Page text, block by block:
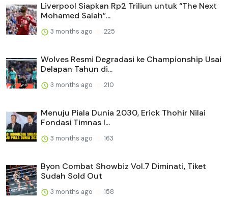
Liverpool Siapkan Rp2 Triliun untuk “The Next
Mohamed Salah”...
3 months ago 225
Wolves Resmi Degradasi ke Championship Usai
Delapan Tahun di...
3 months ago 210
Menuju Piala Dunia 2030, Erick Thohir Nilai
Fondasi Timnas I...
3 months ago 163
Byon Combat Showbiz Vol.7 Diminati, Tiket
Sudah Sold Out
3 months ago 158